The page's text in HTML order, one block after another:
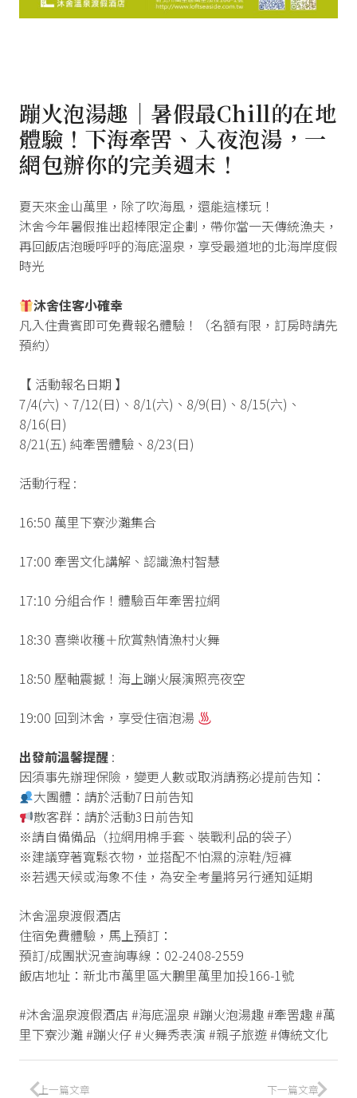
蹦火泡湯趣｜暑假最Chill的在地
體驗！下海牽罟、入夜泡湯，一
網包辦你的完美週末！
夏天來金山萬里，除了吹海風，還能這樣玩！
沐舍今年暑假推出超棒限定企劃，帶你當一天傳統漁夫，
再回飯店泡暖呼呼的海底溫泉，享受最道地的北海岸度假
時光
沐舍住客小確幸
凡入住貴賓即可免費報名體驗！（名額有限，訂房時請先
預約）
【 活動報名日期 】
7/4(六)、7/12(日)、8/1(六)、8/9(日)、8/15(六)、
8/16(日)
8/21(五) 純牽罟體驗、8/23(日)
活動行程 :
16:50 萬里下寮沙灘集合
17:00 牽罟文化講解、認識漁村智慧
17:10 分組合作！體驗百年牽罟拉網
18:30 喜樂收穫＋欣賞熱情漁村火舞
18:50 壓軸震撼！海上蹦火展演照亮夜空
19:00 回到沐舍，享受住宿泡湯
出發前溫馨提醒 :
因須事先辦理保險，變更人數或取消請務必提前告知：
大團體：請於活動7日前告知
散客群：請於活動3日前告知
※請自備備品（拉網用棉手套、裝戰利品的袋子）
※建議穿著寬鬆衣物，並搭配不怕濕的涼鞋/短褲
※若遇天候或海象不佳，為安全考量將另行通知延期
沐舍溫泉渡假酒店
住宿免費體驗，馬上預訂：
預訂/成團狀況查詢專線：02-2408-2559
飯店地址：新北市萬里區大鵬里萬里加投166-1號
#沐舍溫泉渡假酒店 #海底溫泉 #蹦火泡湯趣 #牽罟趣 #萬
里下寮沙灘 #蹦火仔 #火舞秀表演 #親子旅遊 #傳統文化
上一篇文章 下一篇文章